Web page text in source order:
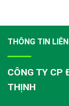
THÔNG TIN
CÔNG TY CP
THỊNH